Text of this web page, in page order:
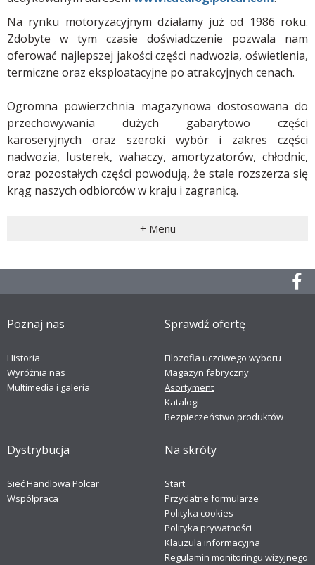
Na rynku motoryzacyjnym działamy już od 1986 roku.
Zdobyte w tym czasie doświadczenie pozwala nam
oferować najlepszej jakości części nadwozia, oświetlenia,
termiczne oraz eksploatacyjne po atrakcyjnych cenach.
Ogromna powierzchnia magazynowa dostosowana do
przechowywania dużych gabarytowo części
karoseryjnych oraz szeroki wybór i zakres części
nadwozia, lusterek, wahaczy, amortyzatorów, chłodnic,
oraz pozostałych części powodują, że stale rozszerza się
krąg naszych odbiorców w kraju i zagranicą.
+ Menu
Poznaj nas
Historia
Wyróżnia nas
Multimedia i galeria
Sprawdź ofertę
Filozofia uczciwego wyboru
Magazyn fabryczny
Asortyment
Katalogi
Bezpieczeństwo produktów
Dystrybucja
Sieć Handlowa Polcar
Współpraca
Na skróty
Start
Przydatne formularze
Polityka cookies
Polityka prywatności
Klauzula informacyjna
Regulamin monitoringu wizyjnego